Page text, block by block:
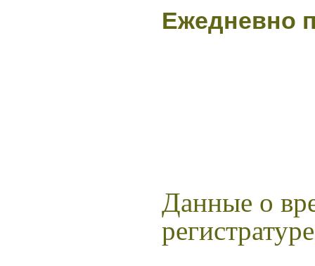
Ежедневно
Данные о